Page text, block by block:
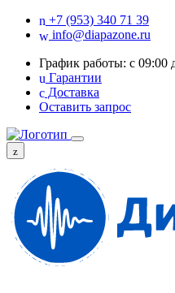
+7 (953) 340 71 39
info@diapazone.ru
График работы: с 09:00
Гарантии
Доставка
Оставить запрос